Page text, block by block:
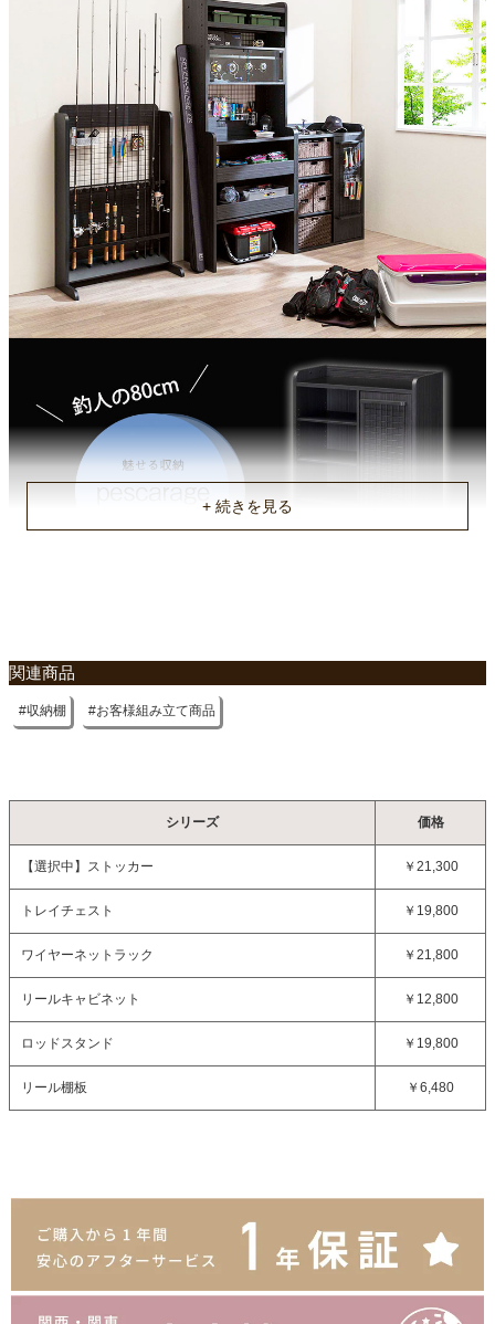
ガーデン
タワー
ネット耐荷重
梱包サイズ
約106.1x43x23(cm)
梱包重量
約29.6kg
商品重量
約29kg
組立説明書(PDF)
関連商品
収納棚 お客様組み立て商品
シリーズ 価格
【選択中】 ストッカー ￥21,300
トレイチェスト ￥19,800
ワイヤーネットラック ￥21,800
リールキャビネット ￥12,800
ロッドスタンド ￥19,800
リール棚板 ￥6,480